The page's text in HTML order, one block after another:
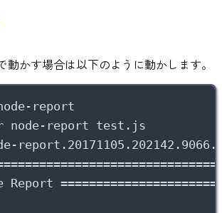
かす場合は以下のように動かします。
report
node-report test.js
Report